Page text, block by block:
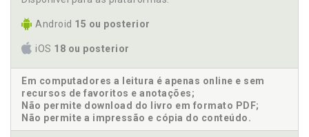
Android 15 ou posterior
iOS 18 ou posterior
Em computadores a leitura é apenas online e sem
recursos de favoritos e anotações;
Não permite download do livro em formato PDF;
Não permite a impressão e cópia do conteúdo.